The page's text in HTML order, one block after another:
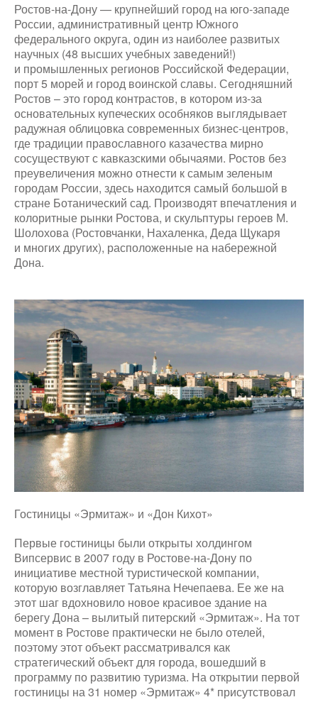
Ростов-на-Дону — крупнейший город на юго-западе
России, административный центр Южного
федерального округа, один из наиболее развитых
научных (48 высших учебных заведений!)
и промышленных регионов Российской Федерации,
порт 5 морей и город воинской славы. Сегодняшний
Ростов – это город контрастов, в котором из-за
основательных купеческих особняков выглядывает
радужная облицовка современных бизнес-центров,
где традиции православного казачества мирно
сосуществуют с кавказскими обычаями. Ростов без
преувеличения можно отнести к самым зеленым
городам России, здесь находится самый большой в
стране Ботанический сад. Производят впечатления и
колоритные рынки Ростова, и скульптуры героев М.
Шолохова (Ростовчанки, Нахаленка, Деда Щукаря
и многих других), расположенные на набережной
Дона.
Гостиницы «Эрмитаж» и «Дон Кихот»
Первые гостиницы были открыты холдингом
Випсервис в 2007 году в Ростове-на-Дону по
инициативе местной туристической компании,
которую возглавляет Татьяна Нечепаева. Ее же на
этот шаг вдохновило новое красивое здание на
берегу Дона – вылитый питерский «Эрмитаж». На тот
момент в Ростове практически не было отелей,
поэтому этот объект рассматривался как
стратегический объект для города, вошедший в
программу по развитию туризма. На открытии первой
гостиницы на 31 номер «Эрмитаж» 4* присутствовал